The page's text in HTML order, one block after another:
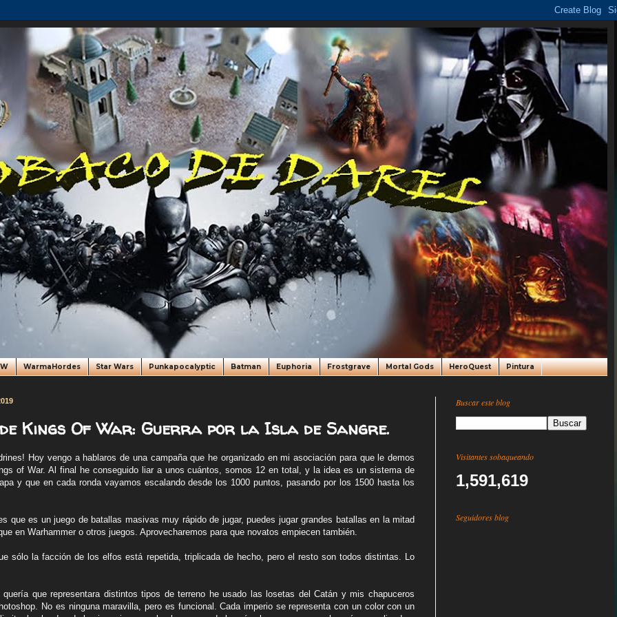
WarmaHordes Star Wars Punkapocalyptic Batman Euphoria Frostgrave Mortal Gods HeroQuest Pintura
Kings Of War: Guerra por la Isla de Sangre.
Hoy vengo a hablaros de una campaña que he organizado en mi asociación para que le demos
of War. Al final he conseguido liar a unos cuántos, somos 12 en total, y la idea es un sistema de
y que en cada ronda vayamos escalando desde los 1000 puntos, pasando por los 1500 hasta los
que es un juego de batallas masivas muy rápido de jugar, puedes jugar grandes batallas en la mitad
en Warhammer o otros juegos. Aprovecharemos para que novatos empiecen también.
sólo la facción de los elfos está repetida, triplicada de hecho, pero el resto son todos distintas. Lo
que representara distintos tipos de terreno he usado las losetas del Catán y mis chapuceros
No es ninguna maravilla, pero es funcional. Cada imperio se representa con un color con un
Buscar este blog
Visitantes sobaqueando
1,591,619
Seguidores blog